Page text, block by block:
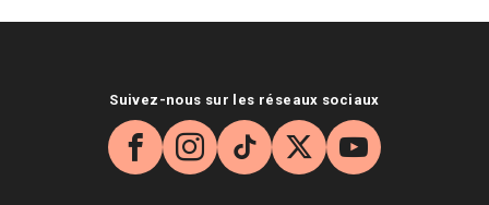
Suivez-nous sur les réseaux sociaux
Facebook
Instagram
TikTok
X YouTube